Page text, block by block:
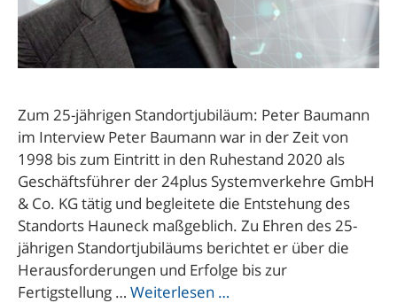
Zum 25-jährigen Standortjubiläum: Peter Baumann
im Interview Peter Baumann war in der Zeit von
1998 bis zum Eintritt in den Ruhestand 2020 als
Geschäftsführer der 24plus Systemverkehre GmbH
& Co. KG tätig und begleitete die Entstehung des
Standorts Hauneck maßgeblich. Zu Ehren des 25-
jährigen Standortjubiläums berichtet er über die
Herausforderungen und Erfolge bis zur
Fertigstellung … Weiterlesen …